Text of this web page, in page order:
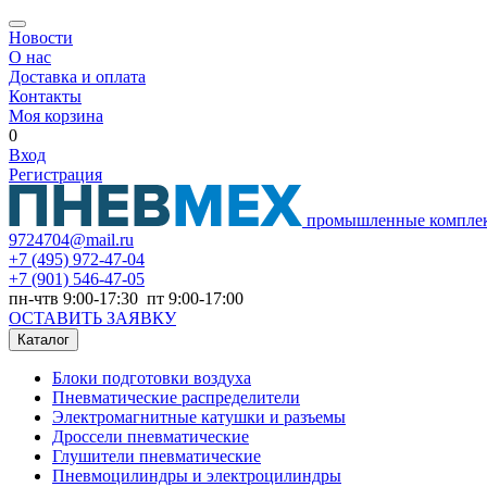
Новости
О нас
Доставка и оплата
Контакты
Моя корзина
0
Вход
Регистрация
промышленные
9724704@mail.ru
+7 (495) 972-47-04
+7 (901) 546-47-05
пн-чтв 9:00-17:30 пт 9:00-17:00
ОСТАВИТЬ ЗАЯВКУ
Каталог
Блоки подготовки воздуха
Пневматические распределители
Электромагнитные катушки и разъемы
Дроссели пневматические
Глушители пневматические
Пневмоцилиндры и электроцилиндры